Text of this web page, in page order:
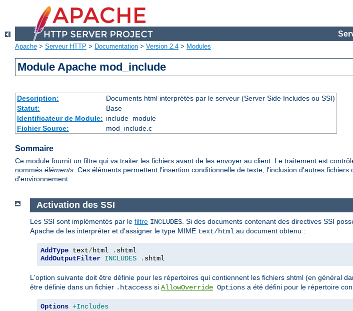
Apache > Serveur HTTP > Documentation > Version 2.4 > Modules
Module Apache mod_include
Description:
Documents html interprétés par le serveur (Server Side Includes ou SSI)
Statut:
Base
Identificateur de Module: include_module
Fichier Source:
mod_include.c
Sommaire
Ce module fournit un filtre qui va traiter les fichiers avant de les envoyer au client. Le traitement est
nommés éléments. Ces éléments permettent l'insertion conditionnelle de texte, l'inclusion d'autres
d'environnement.
Activation des SSI
Les SSI sont implémentés par le filtre INCLUDES . Si des documents contenant des directives SSI
Apache de les interpréter et d'assigner le type MIME text/html au document obtenu :
AddType text/html .
AddOutputFilter INCLUDES . shtml
L'option suivante doit être définie pour les répertoires qui contiennent les fichiers shtml (en général
être définie dans un fichier .htaccess si AllowOverride Options a été défini pour le répertoire
Options +Includes